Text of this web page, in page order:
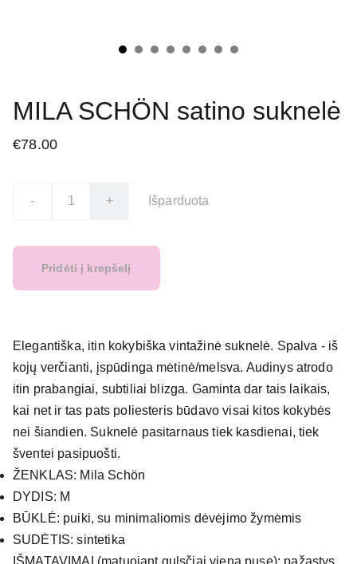
MILA SCHÖN satino suknelė
€78.00
- + Išparduota
Pridėti į krepšelį
Elegantiška, itin kokybiška vintažinė suknelė. Spalva - iš
kojų verčianti, įspūdinga mėtinė/melsva. Audinys atrodo
itin prabangiai, subtiliai blizga. Gaminta dar tais laikais,
kai net ir tas pats poliesteris būdavo visai kitos kokybės
nei šiandien. Suknelė pasitarnaus tiek kasdienai, tiek
šventei pasipuošti.
ŽENKLAS: Mila Schön
DYDIS: M
BŪKLĖ: puiki, su minimaliomis dėvėjimo žymėmis
SUDĖTIS: sintetika
IŠMATAVIMAI (matuojant gulsčiai viena puse): pažastys